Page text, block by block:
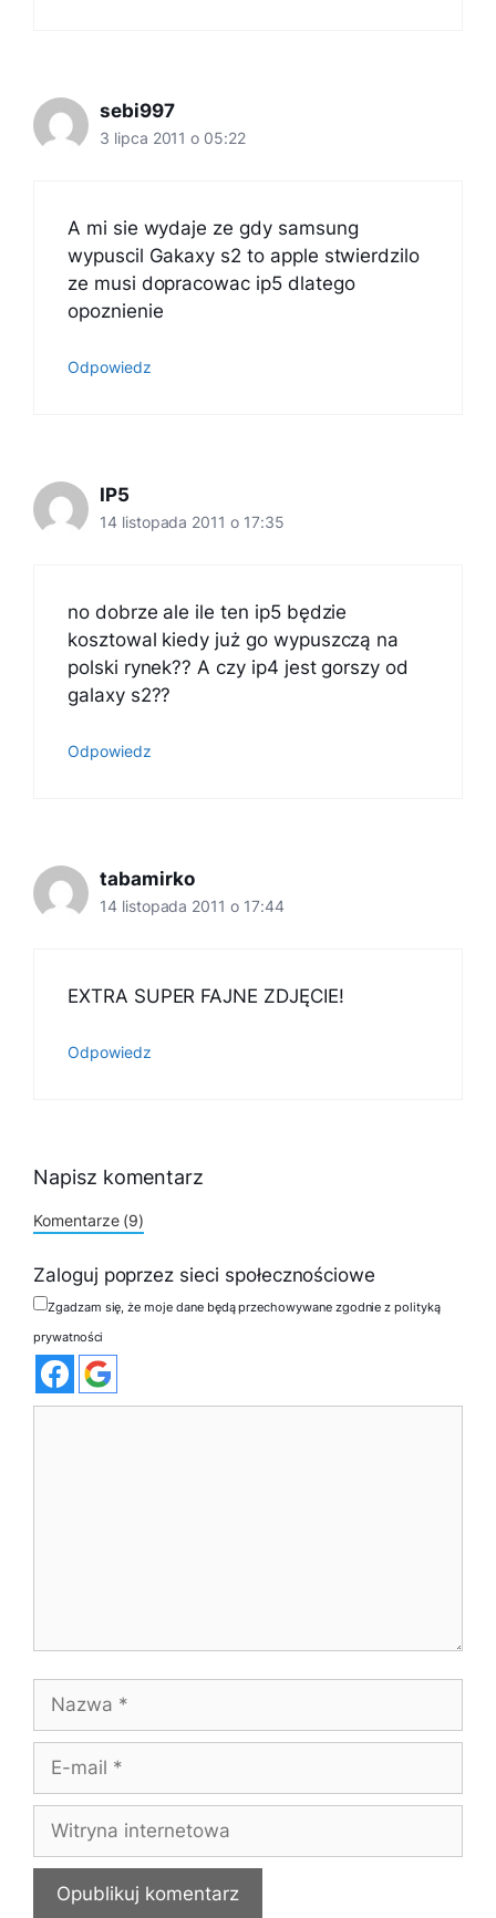
sebi997
3 lipca 2011 o 05:22
A mi sie wydaje ze gdy samsung
wypuscil Gakaxy s2 to apple stwierdzilo
ze musi dopracowac ip5 dlatego
opoznienie
Odpowiedz
IP5
14 listopada 2011 o 17:35
no dobrze ale ile ten ip5 będzie
kosztowal kiedy już go wypuszczą na
polski rynek?? A czy ip4 jest gorszy od
galaxy s2??
Odpowiedz
tabamirko
14 listopada 2011 o 17:44
EXTRA SUPER FAJNE ZDJĘCIE!
Odpowiedz
Napisz komentarz
Komentarze (9)
Zaloguj poprzez sieci społecznościowe
Zgadzam się, że moje dane będą przechowywane zgodnie z polityką
prywatności
Nazwa
Witryna
internetowa